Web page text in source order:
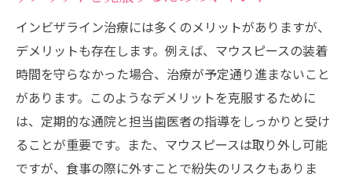
インビザライン治療には多くのメリットがありますが、
デメリットも存在します。例えば、マウスピースの装着
時間を守らなかった場合、治療が予定通り進まないこと
があります。このようなデメリットを克服するために
は、定期的な通院と担当歯医者の指導をしっかりと受け
ることが重要です。また、マウスピースは取り外し可能
ですが、食事の際に外すことで紛失のリスクもありま